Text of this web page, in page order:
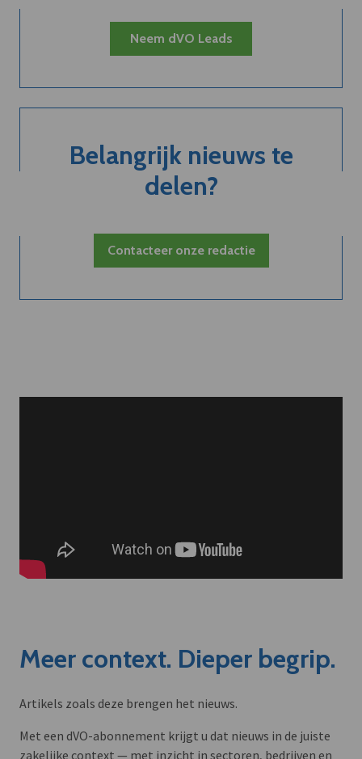
Neem dVO Leads
Belangrijk nieuws te
delen?
Contacteer onze redactie
Meer context. Dieper begrip.
Artikels zoals deze brengen het nieuws.
Met een dVO-abonnement krijgt u dat nieuws in de juiste
zakelijke context — met inzicht in sectoren, bedrijven en